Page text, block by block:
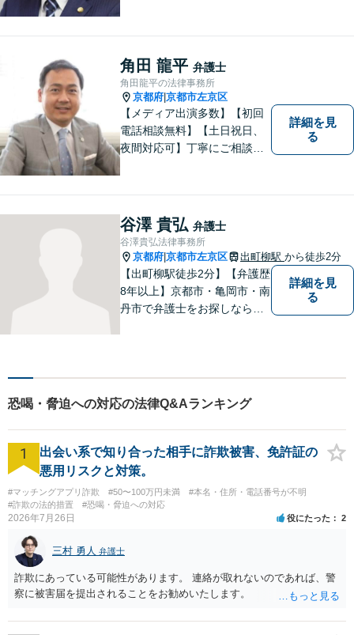
お話をお聞かせください。
【無料駐車場あり】
角田 龍平 弁護士
角田龍平の法律事務所
京都府 京都市左京区
【メディア出演多数】【初回
電話相談無料】【土日祝日、
夜間対応可】丁寧にご相談を
をご提案。お客様の権利と人
格を徹底的に守ります！
詳細を見
る
谷澤 貴弘 弁護士
谷澤貴弘法律事務所
京都府 京都市左京区 出町柳駅 から徒歩2分
【出町柳駅徒歩2分】【弁護歴
8年以上】京都市・亀岡市・南
丹市で弁護士をお探しならご
す。一人でも多くの方のお役
に立てるよう、尽力いたしま
す！
詳細を見
る
恐喝・脅迫への対応の法律Q&Aランキング
1
出会い系で知り合った相手に詐欺被害、免許証の
悪用リスクと対策。
#マッチングアプリ詐欺 #50〜100万円未満
#本名・住所・電話番号が不明
#詐欺の法的措置
#恐喝・脅迫への対応
2026年7月26日 役にたった 2
三村 勇人 弁護士
詐欺にあっている可能性があります。 連絡が取れないのであれば、警
察に被害届を提出されることをお勧めいたします。